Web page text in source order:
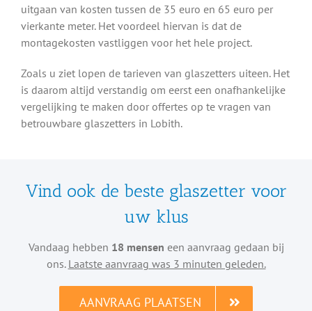
uitgaan van kosten tussen de 35 euro en 65 euro per
vierkante meter. Het voordeel hiervan is dat de
montagekosten vastliggen voor het hele project.
Zoals u ziet lopen de tarieven van glaszetters uiteen. Het
is daarom altijd verstandig om eerst een onafhankelijke
vergelijking te maken door offertes op te vragen van
betrouwbare glaszetters in Lobith.
Vind ook de beste glaszetter voor
uw klus
Vandaag hebben 18 mensen een aanvraag gedaan bij
ons. Laatste aanvraag was 3 minuten geleden.
AANVRAAG PLAATSEN